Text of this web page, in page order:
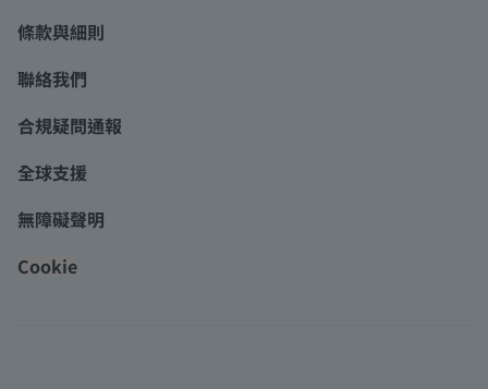
條款與細則
聯絡我們
合規疑問通報
全球支援
無障礙聲明
Cookie